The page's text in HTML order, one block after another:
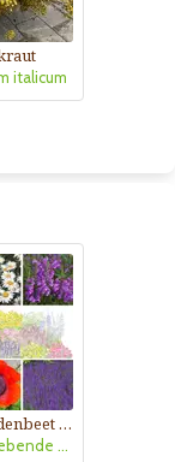
italicum
Blütenstaudenbeet Kollektion Nr. 504
55 Sonne liebende Stauden für 6 m² Beet mit Pflanzplan